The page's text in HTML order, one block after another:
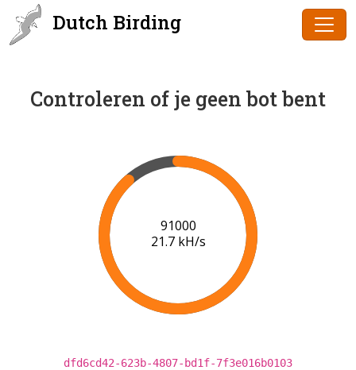
Dutch Birding
Controleren of je geen bot bent
91000
21.7 kH/s
dfd6cd42-623b-4807-bd1f-7f3e016b0103